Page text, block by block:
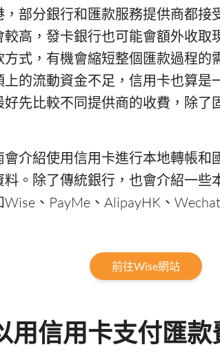
，部分銀行和匯款服務提供商都
較高，發卡銀行也可能會額外收
方式，有機會縮短整個匯款過程
上的流動資金不足，信用卡也算
好先比較不同提供商的收費，除
會介紹使用信用卡進行本地轉帳
料。除了傳統銀行，也會介紹一
、PayMe、AlipayHK、
前往Wise網站
用信用卡支付匯款